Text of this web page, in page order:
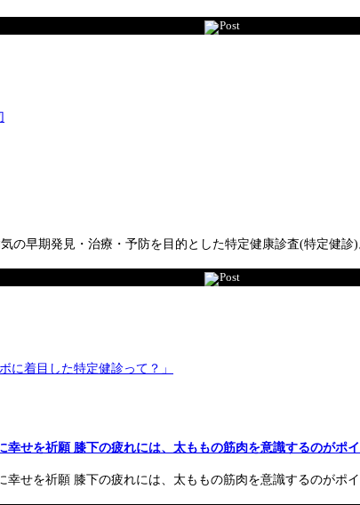
Post
の早期発見・治療・予防を目的とした特定健康診査(特定健
Post
せを祈願 膝下の疲れには、太ももの筋肉を意識するのがポ
せを祈願 膝下の疲れには、太ももの筋肉を意識するのがポ